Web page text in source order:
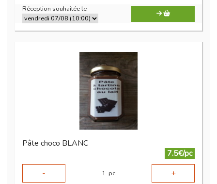
Réception souhaitée le
Pâte choco BLANC
7.5€/pc
-
1 pc +